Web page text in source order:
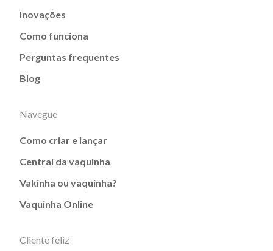
Inovações
Como funciona
Perguntas frequentes
Blog
Navegue
Como criar e lançar
Central da vaquinha
Vakinha ou vaquinha?
Vaquinha Online
Cliente feliz